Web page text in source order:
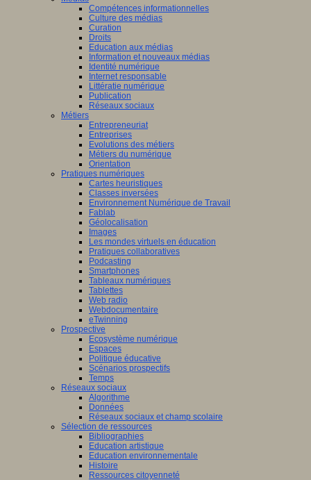
Compétences informationnelles
Culture des médias
Curation
Droits
Education aux médias
Information et nouveaux médias
Identité numérique
Internet responsable
Littératie numérique
Publication
Réseaux sociaux
Métiers
Entrepreneuriat
Entreprises
Evolutions des métiers
Métiers du numérique
Orientation
Pratiques numériques
Cartes heuristiques
Classes inversées
Environnement Numérique de Travail
Fablab
Géolocalisation
Images
Les mondes virtuels en éducation
Pratiques collaboratives
Podcasting
Smartphones
Tableaux numériques
Tablettes
Web radio
Webdocumentaire
eTwinning
Prospective
Ecosystème numérique
Espaces
Politique éducative
Scénarios prospectifs
Temps
Réseaux sociaux
Algorithme
Données
Réseaux sociaux et champ scolaire
Sélection de ressources
Bibliographies
Education artistique
Education environnementale
Histoire
Ressources citoyenneté